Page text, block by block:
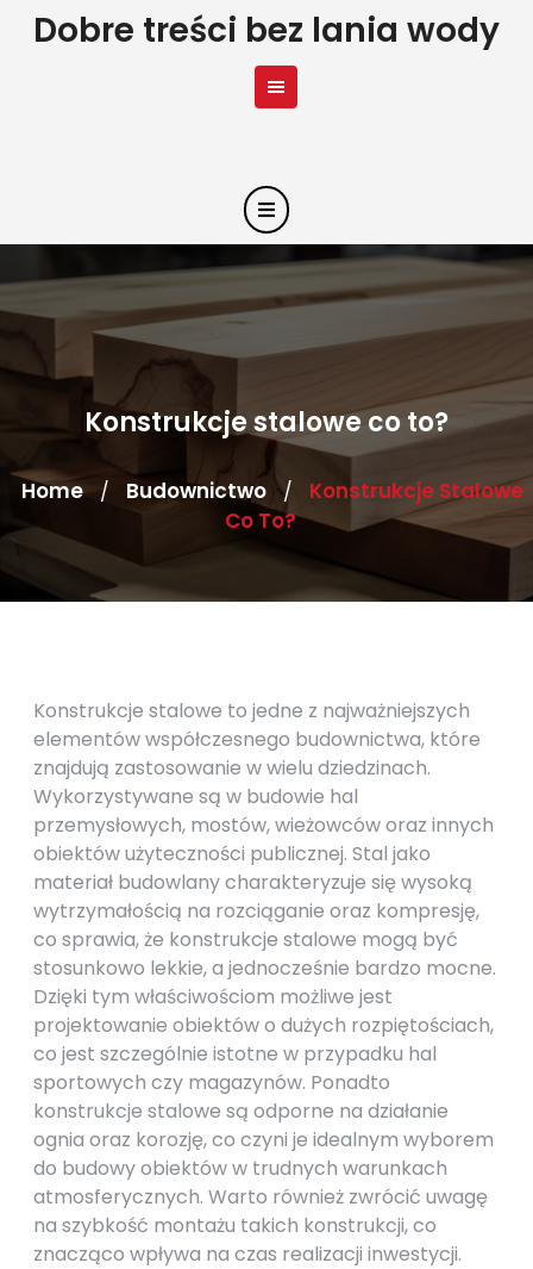
SkipDobre treści bez lania wody
Konstrukcje stalowe co to?
Home / Budownictwo /
Konstrukcje Stalowe
Co To?
Konstrukcje stalowe to jedne z najważniejszych
elementów współczesnego budownictwa, które
znajdują zastosowanie w wielu dziedzinach.
Wykorzystywane są w budowie hal
przemysłowych, mostów, wieżowców oraz innych
obiektów użyteczności publicznej. Stal jako
materiał budowlany charakteryzuje się wysoką
wytrzymałością na rozciąganie oraz kompresję,
co sprawia, że konstrukcje stalowe mogą być
stosunkowo lekkie, a jednocześnie bardzo mocne.
Dzięki tym właściwościom możliwe jest
projektowanie obiektów o dużych rozpiętościach,
co jest szczególnie istotne w przypadku hal
sportowych czy magazynów. Ponadto
konstrukcje stalowe są odporne na działanie
ognia oraz korozję, co czyni je idealnym wyborem
do budowy obiektów w trudnych warunkach
atmosferycznych. Warto również zwrócić uwagę
na szybkość montażu takich konstrukcji, co
znacząco wpływa na czas realizacji inwestycji.